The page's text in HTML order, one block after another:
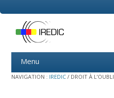
Menu
content
NAVIGATION : IREDIC / DROIT À L’OUBLI